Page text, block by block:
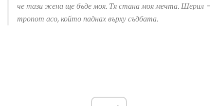
че тази жена ще бъде моя. Тя стана моя мечта. Шерил -
тропот асо, който паднах върху съдбата.